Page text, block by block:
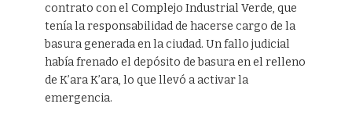
contrato con el Complejo Industrial Verde, que
tenía la responsabilidad de hacerse cargo de la
basura generada en la ciudad. Un fallo judicial
había frenado el depósito de basura en el relleno
de K’ara K’ara, lo que llevó a activar la
emergencia.